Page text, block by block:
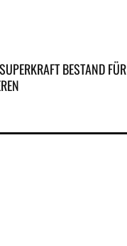
BESTAND FÜR